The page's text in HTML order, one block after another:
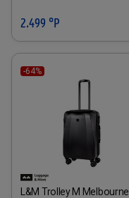
2.499 °P
-64%
L&M Trolley M Melbourne